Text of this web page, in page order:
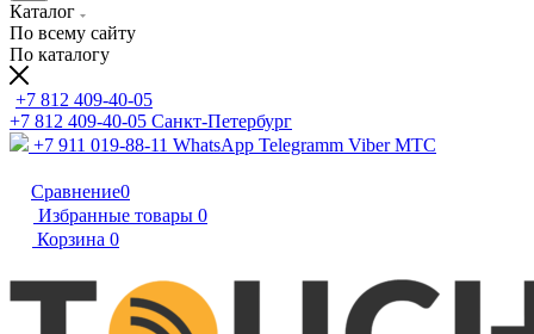
Каталог
По всему сайту
По каталогу
+7 812 409-40-05
+7 812 409-40-05 Санĸт-Петербург
+7 911 019-88-11 WhatsApp Telegramm Viber МТС
Сравнение0
Избранные товары 0
Корзина 0